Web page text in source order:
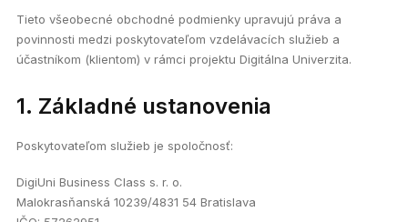
Expert štúdium
O nás
Tieto všeobecné obchodné podmienky upravujú práva a
povinnosti medzi poskytovateľom vzdelávacích služieb a
účastníkom (klientom) v rámci projektu Digitálna Univerzita.
1. Základné ustanovenia
Poskytovateľom služieb je spoločnosť:
DigiUni Business Class s. r. o.
Malokrasňanská 10239/4831 54 Bratislava